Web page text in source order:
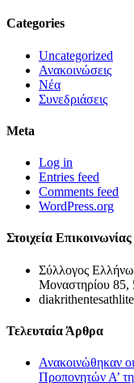
Categories
Uncategorized
Ανακοινώσεις
Νέα
Συνεδριάσεις
Meta
Log in
Entries feed
Comments feed
WordPress.org
Στοιχεία Επικοινωνίας
Σύλλογος
Μοναστηρίου 85,
Τελευταία Άρθρα
Ανακοινώθηκαν
Προπονητών Α’